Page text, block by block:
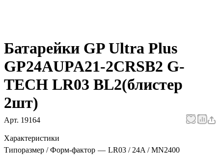
Батарейки GP Ultra Plus
GP24AUPA21-2CRSB2 G-
TECH LR03 BL2(блистер
2шт)
Арт. 19164
Характеристики
Типоразмер / Форм-фактор — LR03 / 24A / MN2400